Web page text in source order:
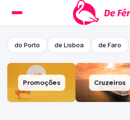
do Porto de Lisboa de Faro
Promoções Cruzeiros